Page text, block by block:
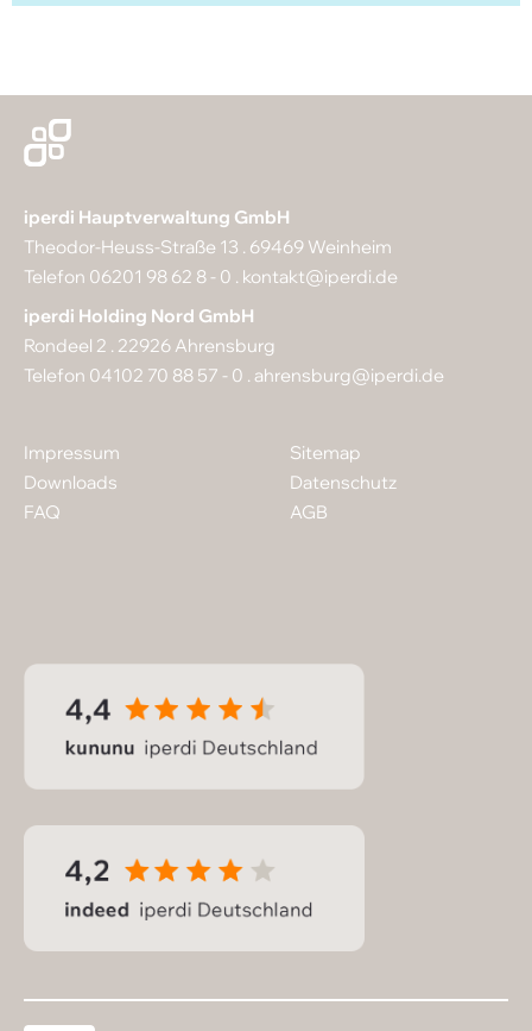
iperdi Hauptverwaltung GmbH
Theodor-Heuss-Straße 13 . 69469 Weinheim
Telefon 06201 98 62 8 - 0 . kontakt@iperdi.de
iperdi Holding Nord GmbH
Rondeel 2 . 22926 Ahrensburg
Telefon 04102 70 88 57 - 0 . ahrensburg@iperdi.de
Impressum
Downloads
FAQ
Sitemap
Datenschutz
AGB